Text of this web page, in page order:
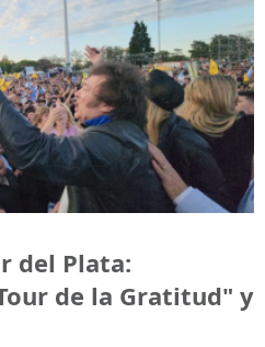
del Plata:
de la Gratitud" y